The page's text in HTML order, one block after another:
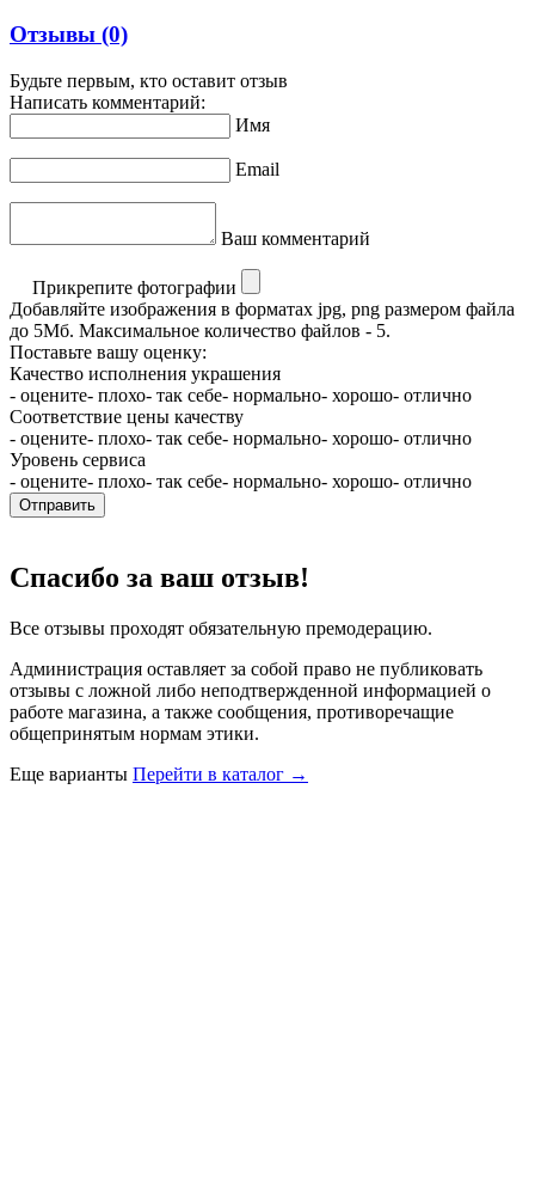
Отзывы (0)
Будьте первым, кто оставит отзыв
Написать комментарий:
Имя
Email
Ваш комментарий
Прикрепите фотографии
Добавляйте изображения в форматах jpg, png размером файла
до 5Мб. Максимальное количество файлов - 5.
Поставьте вашу оценку:
Качество исполнения украшения
- оцените- плохо- так себе- нормально- хорошо- отлично
Соответствие цены качеству
- оцените- плохо- так себе- нормально- хорошо- отлично
Уровень сервиса
- оцените- плохо- так себе- нормально- хорошо- отлично
Отправить
Спасибо за ваш отзыв!
Все отзывы проходят обязательную премодерацию.
Администрация оставляет за собой право не публиковать
отзывы с ложной либо неподтвержденной информацией о
работе магазина, а также сообщения, противоречащие
общепринятым нормам этики.
Еще варианты Перейти в каталог →